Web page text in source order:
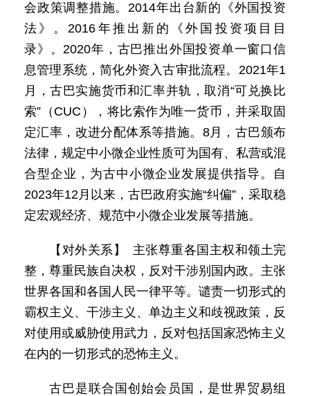
会政策调整措施。2014年出台新的《外国投资
法》。2016年推出新的《外国投资项目目
录》。2020年，古巴推出外国投资单一窗口信
息管理系统，简化外资入古审批流程。2021年1
月，古巴实施货币和汇率并轨，取消“可兑换比
索”（CUC），将比索作为唯一货币，并采取固
定汇率，改进分配体系等措施。8月，古巴颁布
法律，规定中小微企业性质可为国有、私营或混
合型企业，为古中小微企业发展提供指导。自
2023年12月以来，古巴政府实施“纠偏”，采取稳
定宏观经济、规范中小微企业发展等措施。
【对外关系】 主张尊重各国主权和领土完
整，尊重民族自决权，反对干涉别国内政。主张
世界各国和各国人民一律平等。谴责一切形式的
霸权主义、干涉主义、单边主义和歧视政策，反
对使用或威胁使用武力，反对包括国家恐怖主义
在内的一切形式的恐怖主义。
古巴是联合国创始会员国，是世界贸易组